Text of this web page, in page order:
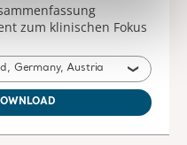
Germany, Austria
vor Ort, ob das Produkt